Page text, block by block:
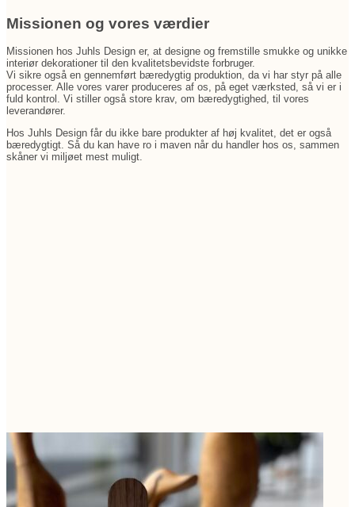
Missionen og vores værdier
Missionen hos Juhls Design er, at designe og fremstille smukke og unikke
interiør dekorationer til den kvalitetsbevidste forbruger.
Vi sikre også en gennemført bæredygtig produktion, da vi har styr på alle
processer. Alle vores varer produceres af os, på eget værksted, så vi er i
fuld kontrol. Vi stiller også store krav, om bæredygtighed, til vores
leverandører.
Hos Juhls Design får du ikke bare produkter af høj kvalitet, det er også
bæredygtigt. Så du kan have ro i maven når du handler hos os, sammen
skåner vi miljøet mest muligt.